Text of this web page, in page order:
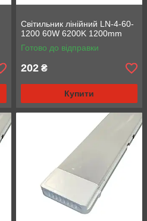
Світильник лінійний LN-4-60-
1200 60W 6200K 1200mm
Готово до відправки
202 ₴
Купити